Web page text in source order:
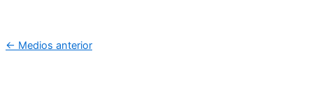
← Medios anterior